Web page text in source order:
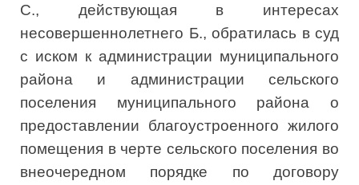
С., действующая в интересах
несовершеннолетнего Б., обратилась в суд
с иском к администрации муниципального
района и администрации сельского
поселения муниципального района о
предоставлении благоустроенного жилого
помещения в черте сельского поселения во
внеочередном порядке по договору